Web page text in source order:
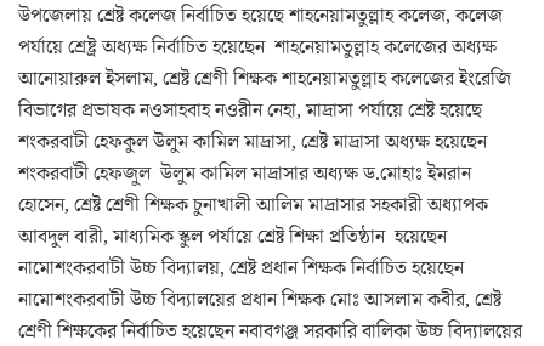
উপজেলায় শ্রেষ্ট কলেজ নির্বাচিত হয়েছে শাহনেয়ামতুল্লাহ কলেজ, কলেজ
পর্যায়ে শ্রেষ্ট্র অধ্যক্ষ নির্বাচিত হয়েছেন শাহনেয়ামতুল্লাহ কলেজের অধ্যক্ষ
আনোয়ারুল ইসলাম, শ্রেষ্ট শ্রেণী শিক্ষক শাহনেয়ামতুল্লাহ কলেজের ইংরেজি
বিভাগের প্রভাষক নওসাহবাহ নওরীন নেহা, মাদ্রাসা পর্যায়ে শ্রেষ্ট হয়েছে
শংকরবাটী হেফকুল উলুম কামিল মাদ্রাসা, শ্রেষ্ট মাদ্রাসা অধ্যক্ষ হয়েছেন
শংকরবাটী হেফজুল উলুম কামিল মাদ্রাসার অধ্যক্ষ ড.মোহাঃ ইমরান
হোসেন, শ্রেষ্ট শ্রেণী শিক্ষক চুনাখালী আলিম মাদ্রাসার সহকারী অধ্যাপক
আবদুল বারী, মাধ্যমিক স্কুল পর্যায়ে শ্রেষ্ট শিক্ষা প্রতিষ্ঠান হয়েছেন
নামোশংকরবাটী উচ্চ বিদ্যালয়, শ্রেষ্ট প্রধান শিক্ষক নির্বাচিত হয়েছেন
নামোশংকরবাটী উচ্চ বিদ্যালয়ের প্রধান শিক্ষক মোঃ আসলাম কবীর, শ্রেষ্ট
শ্রেণী শিক্ষকের নির্বাচিত হয়েছেন নবাবগঞ্জ সরকারি বালিকা উচ্চ বিদ্যালয়ের